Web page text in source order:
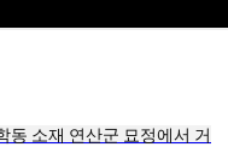
동 소재 연산군 묘정에서 거